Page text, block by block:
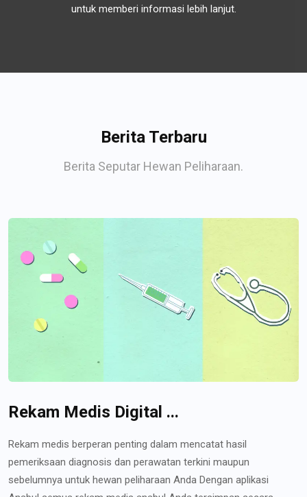
untuk memberi informasi lebih lanjut.
Berita Terbaru
Berita Seputar Hewan Peliharaan.
Rekam Medis Digital ...
Rekam medis berperan penting dalam mencatat hasil
pemeriksaan diagnosis dan perawatan terkini maupun
sebelumnya untuk hewan peliharaan Anda Dengan aplikasi